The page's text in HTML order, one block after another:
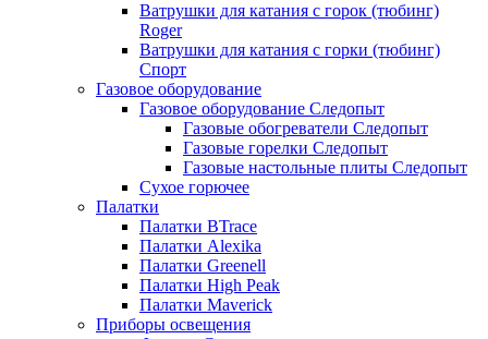
Ватрушки для катания с горок (тюбинг)
Roger
Ватрушки для катания с горки (тюбинг)
Спорт
Газовое оборудование
Газовое оборудование Следопыт
Газовые обогреватели Следопыт
Газовые горелки Следопыт
Газовые настольные плиты Следопыт
Сухое горючее
Палатки
Палатки BTrace
Палатки Alexika
Палатки Greenell
Палатки High Peak
Палатки Maverick
Приборы освещения